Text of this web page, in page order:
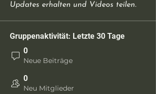
Updates erhalten und Videos teilen.
Gruppenaktivität: Letzte 30 Tage
0
Neue Beiträge
0
Neu Mitglieder